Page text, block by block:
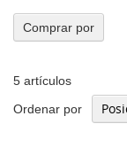
5 artículos
Ordenar por
Comprar por